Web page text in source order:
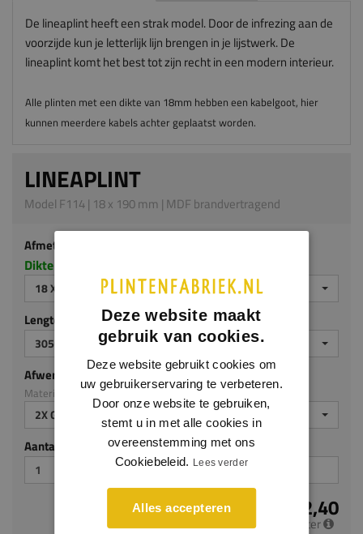
De lineaplint heeft een strak model. Door de infrezing aan de
voorzijde kun je letterlijk lijn brengen in je lijstwerk. De
lineaplint komt het best tot zijn recht in een modern interieur.
Alle plinten met een dikte van 18mm hebben een kabelgoot, hier
kunnen meerdere kabels achter geplaatst worden.
LINEAPLINT
Model F114 | 18 x 190 mm | MDF brandvertragend
Afmeting
Dikte x hoogte in millimeters
18 X 190 MM
Lengte (mm)
3050
Afwerking
Materiaal: MDF brandvertragend
2X GEGROND
Aantal stuks
€ 22,40
per meter
Deze website maakt
gebruik van cookies.
Deze website gebruikt cookies om
uw gebruikerservaring te verbeteren.
Door onze website te gebruiken,
stemt u in met alle cookies in
overeenstemming met ons
Cookiebeleid. Lees verder
Alles accepteren